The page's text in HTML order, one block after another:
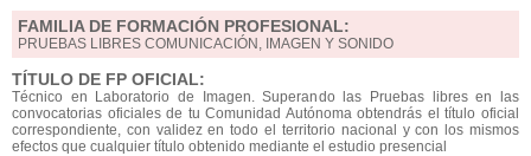
FAMILIA DE FORMACIÓN PROFESIONAL:
PRUEBAS LIBRES COMUNICACIÓN, IMAGEN Y SONIDO
TÍTULO DE FP OFICIAL:
Técnico en Laboratorio de Imagen. Superando las Pruebas libres en las
convocatorias oficiales de tu Comunidad Autónoma obtendrás el título oficial
correspondiente, con validez en todo el territorio nacional y con los mismos
efectos que cualquier título obtenido mediante el estudio presencial